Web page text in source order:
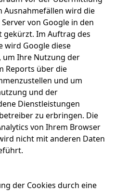
Ausnahmefällen wird die
von Google in den
gekürzt. Im Auftrag des
wird Google diese
Ihre Nutzung der
Reports über die
und um
und der
Dienstleistungen
zu erbringen. Die
von Ihrem Browser
nicht mit anderen Daten
der Cookies durch eine